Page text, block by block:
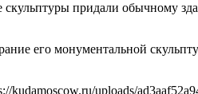
придали обычному
его монументальной
kudamoscow.ru/uploads/